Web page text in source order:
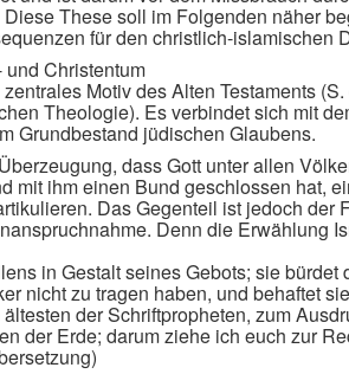
These soll im Folgenden näher
für den christlich-islamischen
und Christentum
Motiv des Alten Testaments
Theologie). Es verbindet sich mit
Grundbestand jüdischen Glaubens.
dass Gott unter allen
mit ihm einen Bund geschlossen hat,
Das Gegenteil ist jedoch der
Denn die Erwählung
in Gestalt seines Gebots; sie bürdet
nicht zu tragen haben, und behaftet
der Schriftpropheten, zum
der Erde; darum ziehe ich euch zur